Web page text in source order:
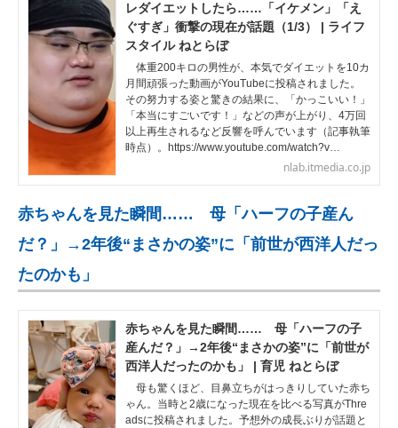
レダイエットしたら……「イケメン」「え
ぐすぎ」衝撃の現在が話題（1/3） | ライフ
スタイル ねとらぼ
体重200キロの男性が、本気でダイエットを10カ
月間頑張った動画がYouTubeに投稿されました。
その努力する姿と驚きの結果に、「かっこいい！」
「本当にすごいです！」などの声が上がり、4万回
以上再生されるなど反響を呼んでいます（記事執筆
時点）。https://www.youtube.com/watch?v…
nlab.itmedia.co.jp
赤ちゃんを見た瞬間…… 母「ハーフの子産ん
だ？」→2年後“まさかの姿”に「前世が西洋人だっ
たのかも」
赤ちゃんを見た瞬間…… 母「ハーフの子
産んだ？」→2年後“まさかの姿”に「前世が
西洋人だったのかも」 | 育児 ねとらぼ
母も驚くほど、目鼻立ちがはっきりしていた赤ち
ゃん。当時と2歳になった現在を比べる写真がThre
adsに投稿されました。予想外の成長ぶりが話題と